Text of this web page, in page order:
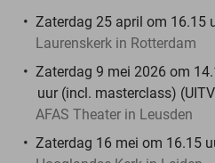
Zaterdag 25 april om 16.15
Laurenskerk in Rotterdam
Zaterdag 9 mei 2026 om
uur (incl. masterclass)
AFAS Theater in Leusden
Zaterdag 16 mei om 16.15